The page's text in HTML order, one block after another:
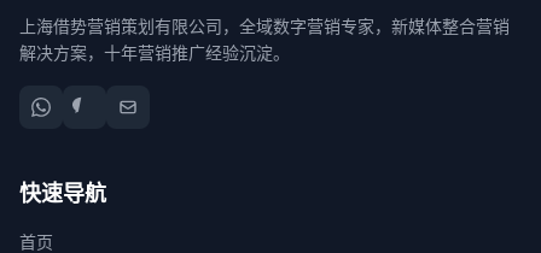
上海借势营销策划有限公司，全域数字营销专家，新媒体整合营销
解决方案，十年营销推广经验沉淀。
快速导航
首页